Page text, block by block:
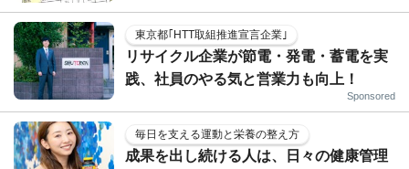
東京都｢HTT取組推進宣言企業｣
リサイクル企業が節電・発電・蓄電を実
践、社員のやる気と営業力も向上！
Sponsored
毎日を支える運動と栄養の整え方
成果を出し続ける人は、日々の健康管理